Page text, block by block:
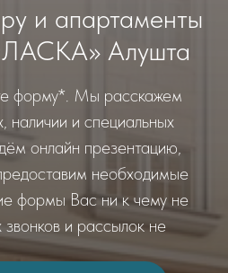
и апартаменты
Алушта
форму*. Мы расскажем
наличии и специальных
онлайн презентацию,
необходимые
формы Вас ни к чему не
и рассылок не